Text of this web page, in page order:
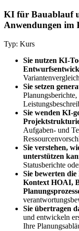
KI für Bauablauf
Anwendungen im
Typ: Kurs
Sie nutzen KI-
Sie setzen
Sie wenden KI-
Aufgaben- und
Sie verstehen,
unterstützen
Statusberichte
Sie bewerten
Kontext HOAI,
Sie übertragen
und entwickeln
Ihre